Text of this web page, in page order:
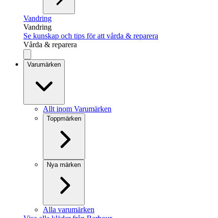
Vandring
Vandring
Se kunskap och tips för att vårda & reparera
Vårda & reparera
Varumärken
Allt inom Varumärken
Toppmärken
Nya märken
Alla varumärken